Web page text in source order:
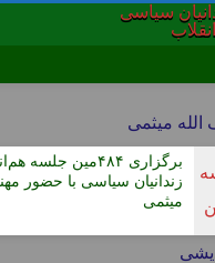
ایتا
میثمی
برگزاری ۴۸۴مین
زندانیان سیاسی با حضور
میثمی